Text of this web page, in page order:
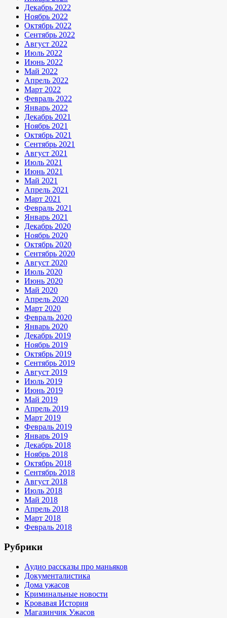
Декабрь 2022
Ноябрь 2022
Октябрь 2022
Сентябрь 2022
Август 2022
Июль 2022
Июнь 2022
Май 2022
Апрель 2022
Март 2022
Февраль 2022
Январь 2022
Декабрь 2021
Ноябрь 2021
Октябрь 2021
Сентябрь 2021
Август 2021
Июль 2021
Июнь 2021
Май 2021
Апрель 2021
Март 2021
Февраль 2021
Январь 2021
Декабрь 2020
Ноябрь 2020
Октябрь 2020
Сентябрь 2020
Август 2020
Июль 2020
Июнь 2020
Май 2020
Апрель 2020
Март 2020
Февраль 2020
Январь 2020
Декабрь 2019
Ноябрь 2019
Октябрь 2019
Сентябрь 2019
Август 2019
Июль 2019
Июнь 2019
Май 2019
Апрель 2019
Март 2019
Февраль 2019
Январь 2019
Декабрь 2018
Ноябрь 2018
Октябрь 2018
Сентябрь 2018
Август 2018
Июль 2018
Май 2018
Апрель 2018
Март 2018
Февраль 2018
Рубрики
Аудио рассказы про маньяков
Документалистика
Дома ужасов
Криминальные новости
Кровавая История
Магазинчик Ужасов